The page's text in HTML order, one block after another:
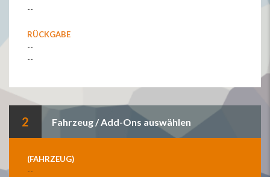
--
RÜCKGABE
--
--
2 Fahrzeug / Add-Ons auswählen
(FAHRZEUG)
--